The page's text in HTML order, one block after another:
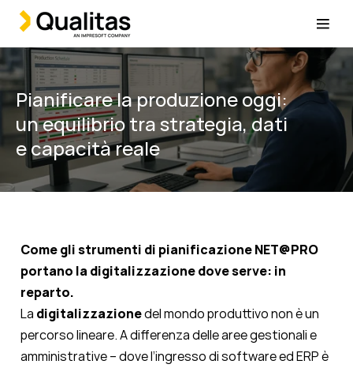
Pianificare la produzione oggi:
un equilibrio tra strategia, dati
e capacità reale
Come gli strumenti di pianificazione NET@PRO
portano la digitalizzazione dove serve: in
reparto.
La digitalizzazionedel mondo produttivo non è un
percorso lineare. A differenza delle aree gestionali e
amministrative – dove l’ingresso di software ed ERP è